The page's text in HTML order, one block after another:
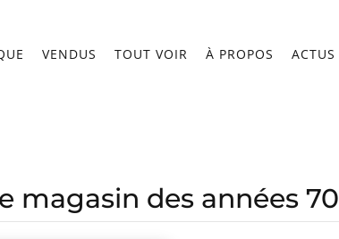
VENDUS TOUT VOIR À PROPOS ACTUS
magasin des années 70